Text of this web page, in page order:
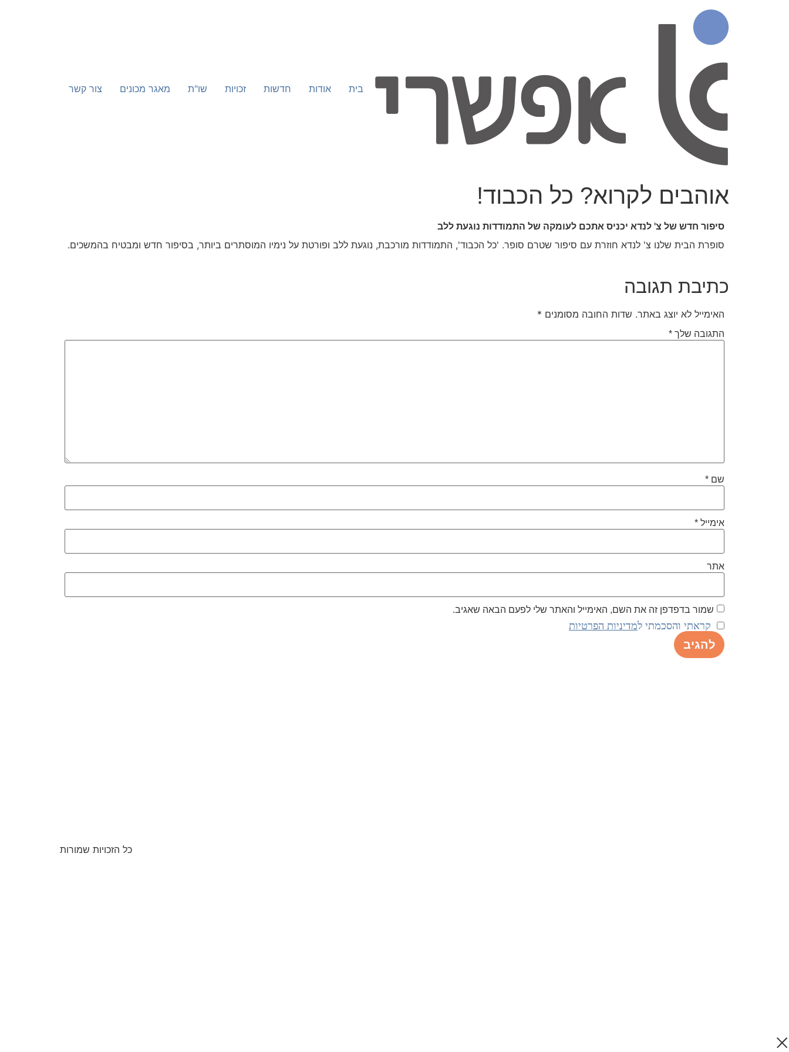
בית אודות חדשות זכויות שו"ת מאגר מכונים צור קשר
אוהבים לקרוא? כל הכבוד!
סיפור חדש של צ' לנדא יכניס אתכם לעומקה של התמודדות נוגעת ללב
סופרת הבית שלנו צ' לנדא חוזרת עם סיפור שטרם סופר. 'כל הכבוד', התמודדות מורכבת, נוגעת ללב ופורטת על נימיו המוסתרים ביותר, בסיפור חדש ומבטיח בהמשכים.
כתיבת תגובה
האימייל לא יוצג באתר. שדות החובה מסומנים *
התגובה שלך *
שם *
אימייל *
אתר
שמור בדפדפן זה את השם, האימייל והאתר שלי לפעם הבאה שאגיב.
קראתי והסכמתי למדיניות הפרטיות
כל הזכויות שמורות